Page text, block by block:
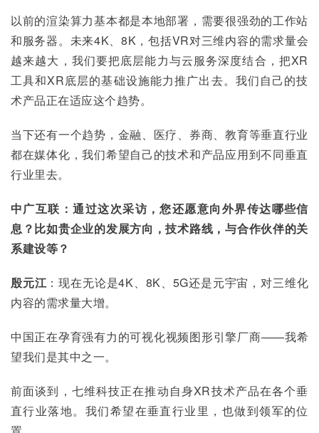
以前的渲染算力基本都是本地部署，需要很强劲的工作站
和服务器。未来4K、8K，包括VR对三维内容的需求量会
越来越大，我们要把底层能力与云服务深度结合，把XR
工具和XR底层的基础设施能力推广出去。我们自己的技
术产品正在适应这个趋势。
当下还有一个趋势，金融、医疗、券商、教育等垂直行业
都在媒体化，我们希望自己的技术和产品应用到不同垂直
行业里去。
中广互联：通过这次采访，您还愿意向外界传达哪些信
息？比如贵企业的发展方向，技术路线，与合作伙伴的关
系建设等？
殷元江：现在无论是4K、8K、5G还是元宇宙，对三维化
内容的需求量大增。
中国正在孕育强有力的可视化视频图形引擎厂商——我希
望我们是其中之一。
前面谈到，七维科技正在推动自身XR技术产品在各个垂
直行业落地。我们希望在垂直行业里，也做到领军的位